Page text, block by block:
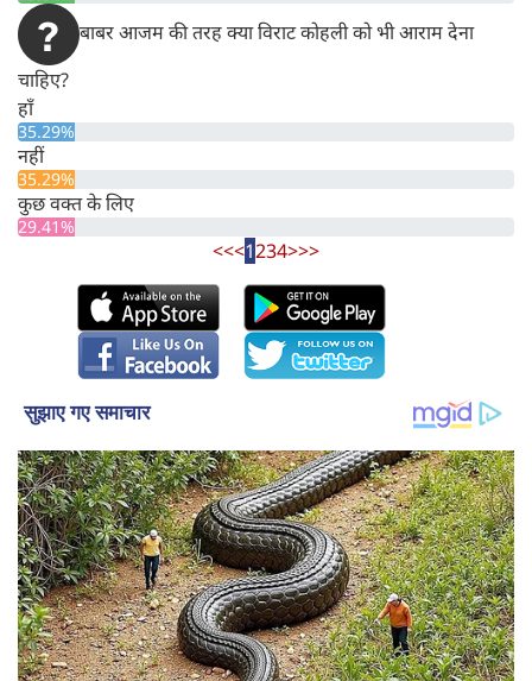
बाबर आजम की तरह क्या विराट कोहली को भी आराम देना
चाहिए?
हाँ
35.29%
नहीं
35.29%
कुछ वक्त के लिए
29.41%
<<<1234>>>